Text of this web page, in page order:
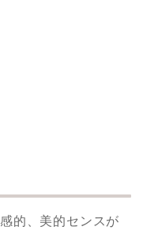
的、美的センスが